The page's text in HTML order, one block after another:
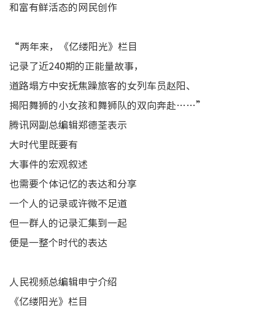
和富有鲜活态的网民创作
“两年来，《亿缕阳光》栏目
记录了近240期的正能量故事，
道路塌方中安抚焦躁旅客的女列车员赵阳、
揭阳舞狮的小女孩和舞狮队的双向奔赴……”
腾讯网副总编辑郑德荃表示
大时代里既要有
大事件的宏观叙述
也需要个体记忆的表达和分享
一个人的记录或许微不足道
但一群人的记录汇集到一起
便是一整个时代的表达
人民视频总编辑申宁介绍
《亿缕阳光》栏目